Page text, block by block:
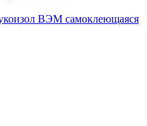
ВЭМ самоклеющаяся